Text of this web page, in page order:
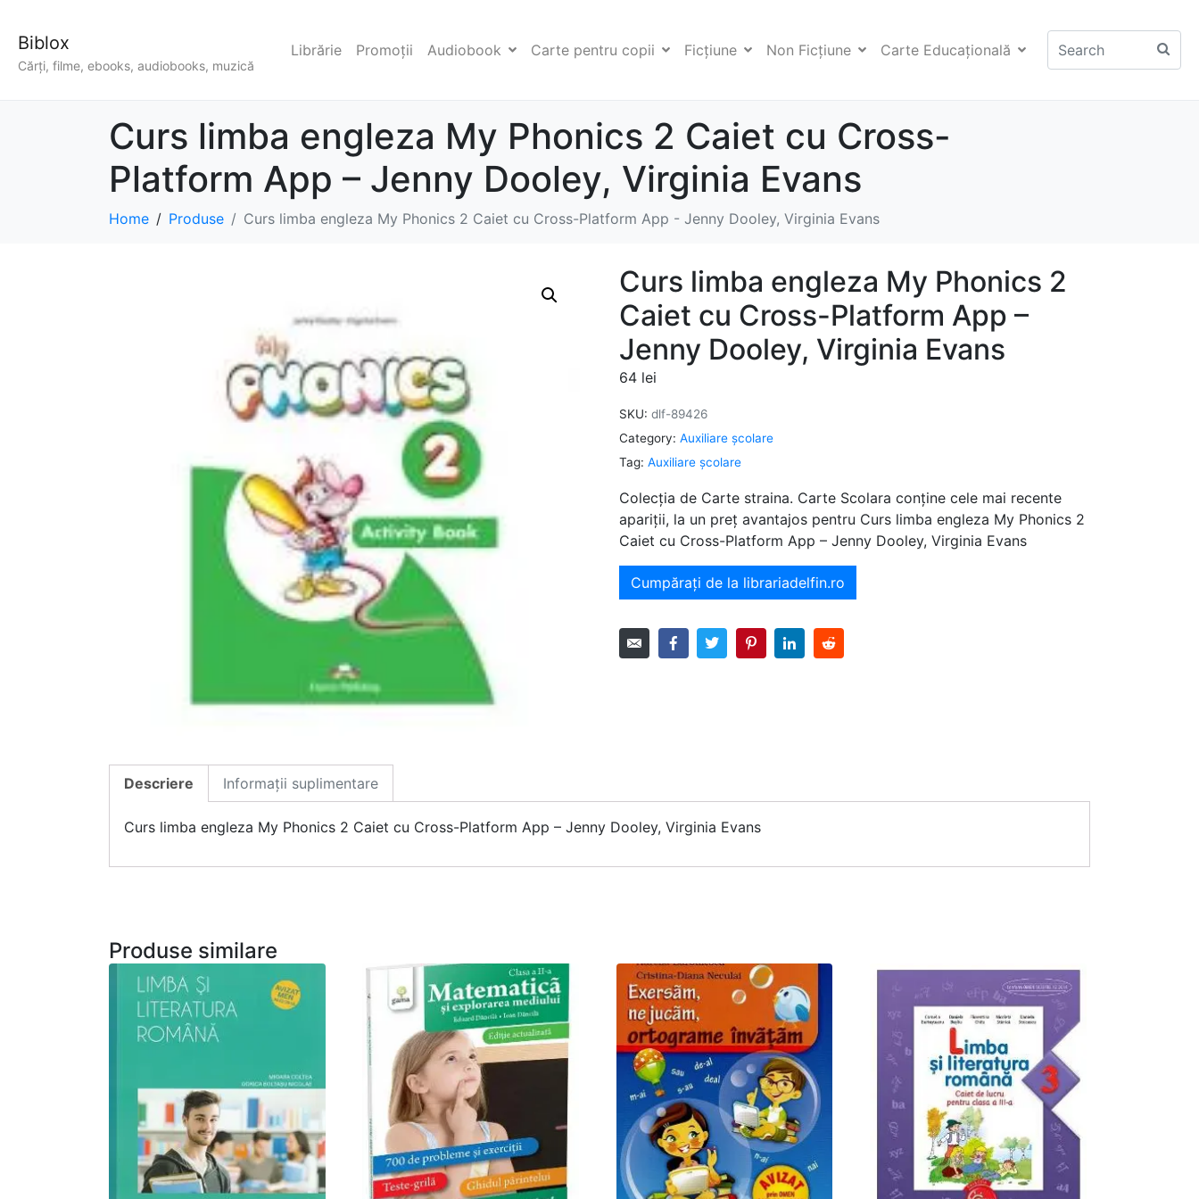
Biblox
Cărți, filme, ebooks, audiobooks, muzică
Librărie Promoții Audiobook Carte pentru copii Ficţiune Non Ficţiune Carte Educaţională
Curs limba engleza My Phonics 2 Caiet cu Cross-
Platform App – Jenny Dooley, Virginia Evans
Home Produse Curs limba engleza My Phonics 2 Caiet cu Cross-Platform App - Jenny Dooley, Virginia Evans
Curs limba engleza My Phonics 2
Caiet cu Cross-Platform App –
Jenny Dooley, Virginia Evans
64 lei
SKU: dlf-89426
Category: Auxiliare şcolare
Tag: Auxiliare şcolare
Colecția de Carte straina. Carte Scolara conține cele mai recente
apariții, la un preț avantajos pentru Curs limba engleza My Phonics 2
Caiet cu Cross-Platform App – Jenny Dooley, Virginia Evans
Cumpărați de la librariadelfin.ro
Descriere Informații suplimentare
Curs limba engleza My Phonics 2 Caiet cu Cross-Platform App – Jenny Dooley, Virginia Evans
Produse similare